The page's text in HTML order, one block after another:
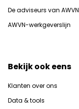
De adviseurs van AWVN
AWVN-werkgeverslijn
Bekijk ook eens
Klanten over ons
Data & tools